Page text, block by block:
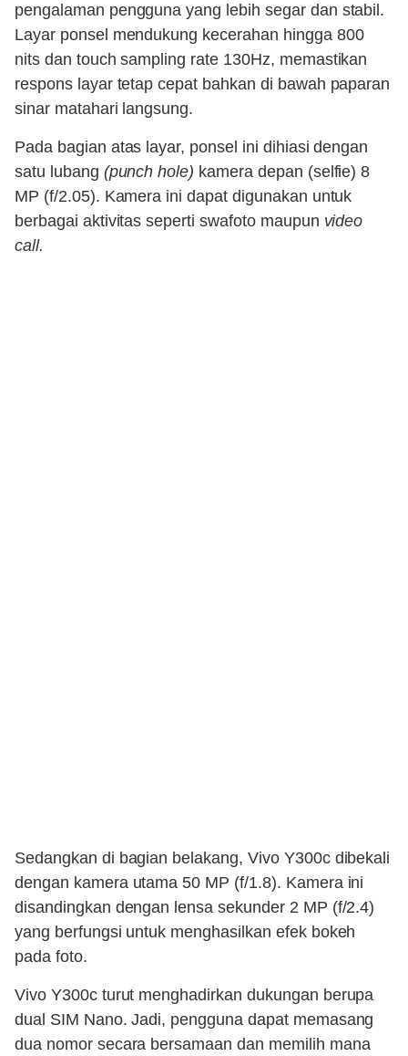
pengalaman pengguna yang lebih segar dan stabil.
Layar ponsel mendukung kecerahan hingga 800
nits dan touch sampling rate 130Hz, memastikan
respons layar tetap cepat bahkan di bawah paparan
sinar matahari langsung.
Pada bagian atas layar, ponsel ini dihiasi dengan
satu lubang (punch hole) kamera depan (selfie) 8
MP (f/2.05). Kamera ini dapat digunakan untuk
berbagai aktivitas seperti swafoto maupun video
call.
Sedangkan di bagian belakang, Vivo Y300c dibekali
dengan kamera utama 50 MP (f/1.8). Kamera ini
disandingkan dengan lensa sekunder 2 MP (f/2.4)
yang berfungsi untuk menghasilkan efek bokeh
pada foto.
Vivo Y300c turut menghadirkan dukungan berupa
dual SIM Nano. Jadi, pengguna dapat memasang
dua nomor secara bersamaan dan memilih mana